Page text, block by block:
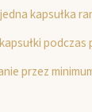
kapsułka
przez